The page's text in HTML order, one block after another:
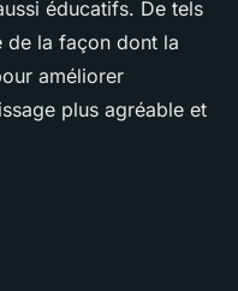
éducatifs. De tels
de la façon dont la
améliorer
plus agréable et